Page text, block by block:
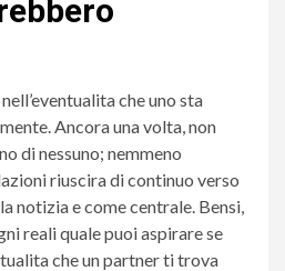
che uno sta
Ancora una volta, non
di nessuno; nemmeno
riuscira di continuo verso
notizia e come centrale. Bensi,
reali quale puoi aspirare se
che un partner ti trova